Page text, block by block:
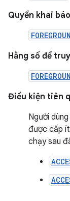
Quyền khai
Hằng số để
Điều kiện tiên
Người
được cấp
chạy sau